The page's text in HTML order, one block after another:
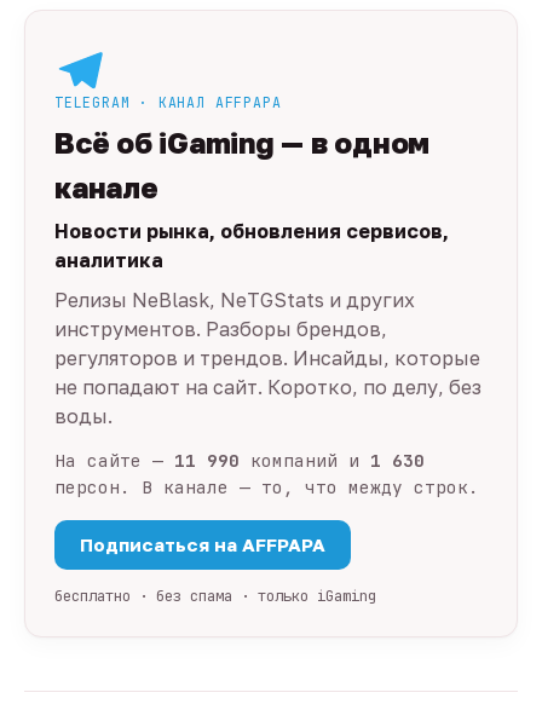
TELEGRAM · КАНАЛ AFFPAPA
Всё об iGaming — в одном
канале
Новости рынка, обновления сервисов,
аналитика
Релизы NeBlask, NeTGStats и других
инструментов. Разборы брендов,
регуляторов и трендов. Инсайды, которые
не попадают на сайт. Коротко, по делу, без
воды.
На сайте — 11 990 компаний и 1 630
персон. В канале — то, что между строк.
Подписаться на AFFPAPA
бесплатно · без спама · только iGaming